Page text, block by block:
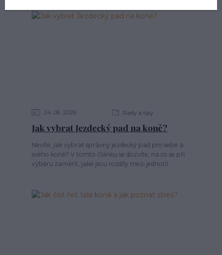
24 06 2026 Rady a tipy
Jak vybrat Jezdecký pad na koně?
Nevíte, jak vybrat správný jezdecký pad pro sebe a
svého koně? V tomto článku se dozvíte, na co se při
výběru zaměřit, jaké jsou rozdíly mezi jednotli...